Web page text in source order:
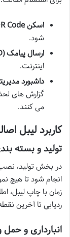
اسکن QR Code:
شود.
ارسال پیامک (SMS/USSD):
اینترنت.
داشبورد
گزارش های
می کنند.
کاربرد لیبل
تولید و بسته
در بخش تولید،
انجام شود تا هیچ
زمان با چاپ لیبل،
ردیابی تا آخرین
انبارداری و